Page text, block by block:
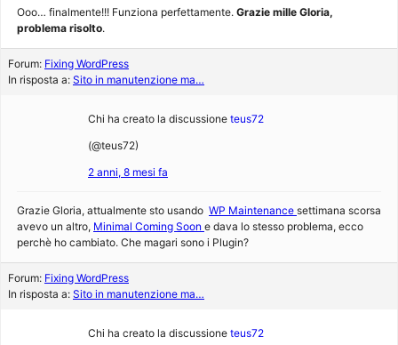
Ooo… finalmente!!! Funziona perfettamente. Grazie mille Gloria,
problema risolto.
Forum: Fixing WordPress
In risposta a: Sito in manutenzione ma…
Chi ha creato la discussione teus72
(@teus72)
2 anni, 8 mesi fa
Grazie Gloria, attualmente sto usando WP Maintenance settimana scorsa
avevo un altro, Minimal Coming Soon e dava lo stesso problema, ecco
perchè ho cambiato. Che magari sono i Plugin?
Forum: Fixing WordPress
In risposta a: Sito in manutenzione ma…
Chi ha creato la discussione teus72